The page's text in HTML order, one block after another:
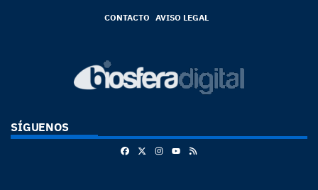
CONTACTO AVISO LEGAL
SÍGUENOS
FacebookInstagram